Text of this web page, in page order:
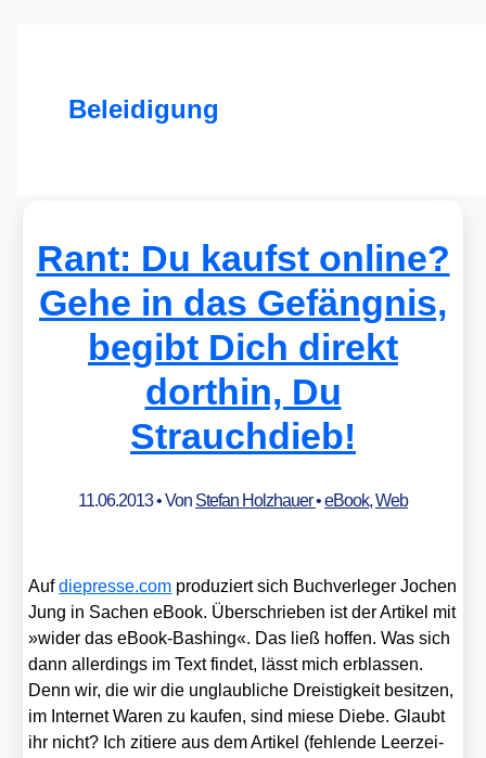
Beleidigung
Rant: Du kaufst online?
Gehe in das Gefängnis,
begibt Dich direkt
dorthin, Du
Strauchdieb!
11.06.2013• Von Stefan Holzhauer•eBook,Web
Aufdie​pres​se​.com pro­du­ziert sich Buch­ver­le­ger Jochen
Jung in Sachen eBook. Über­schrie­ben ist der Arti­kel mit
»wider das eBook-Bas­hing«. Das ließ hof­fen. Was sich
dann aller­dings im Text fin­det, lässt mich erblas­sen.
Denn wir, die wir die unglaub­li­che Dreis­tig­keit besit­zen,
im Inter­net Waren zu kau­fen, sind mie­se Die­be. Glaubt
ihr nicht? Ich zitie­re aus dem Arti­kel (feh­len­de Leer­zei­